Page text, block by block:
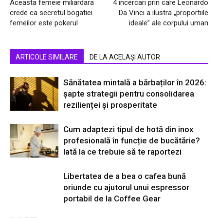
Aceasta femeie miliardara
crede ca secretul bogatiei
femeilor este pokerul
4 incercari prin care Leonardo
Da Vinci a ilustra „proportiile
ideale” ale corpului uman
ARTICOLE SIMILARE DE LA ACELAȘI AUTOR
Sănătatea mintală a bărbaților în 2026:
șapte strategii pentru consolidarea
rezilienței și prosperitate
Cum adaptezi tipul de hotă din inox
profesională în funcție de bucătărie?
Iată la ce trebuie să te raportezi
Libertatea de a bea o cafea bună
oriunde cu ajutorul unui espressor
portabil de la Coffee Gear